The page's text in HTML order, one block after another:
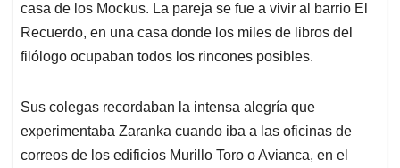
casa de los Mockus. La pareja se fue a vivir al barrio El
Recuerdo, en una casa donde los miles de libros del
filólogo ocupaban todos los rincones posibles.
Sus colegas recordaban la intensa alegría que
experimentaba Zaranka cuando iba a las oficinas de
correos de los edificios Murillo Toro o Avianca, en el